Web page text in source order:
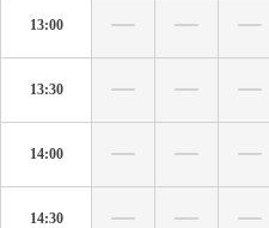
13:00
13:30
14:00
14:30